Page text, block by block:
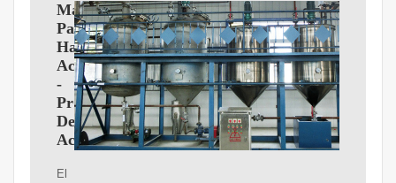
Maquina
Para
Hacer
Aceite
-
Prensas
De
Aceite
El